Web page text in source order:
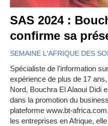
SAS 2024 :
confirme sa
SEMAINE L'AFRIQUE DES
Spécialiste de l'information
expérience de plus de 17
Nord, Bouchra El Alaoui Didi
dans la promotion du
plateforme www.bt-
les entreprises en Afrique,